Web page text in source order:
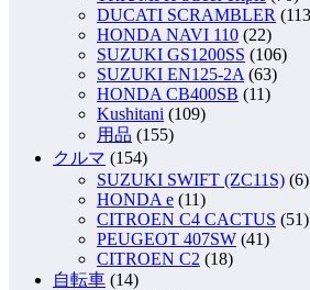
DUCATI SCRAMBLER
HONDA NAVI 110 (22)
SUZUKI GS1200SS (106)
SUZUKI EN125-2A (63)
HONDA CB400SB (11)
Kushitani (109)
用品 (155)
クルマ (154)
SUZUKI SWIFT (ZC11S) (6)
HONDA e (11)
CITROEN C4 CACTUS (51)
PEUGEOT 407SW (41)
CITROEN C2 (18)
自転車 (14)